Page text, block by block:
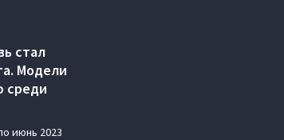
стал
Модели
среди
июнь 2023